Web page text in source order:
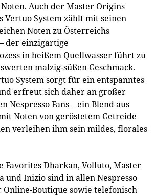
Auch der Master Origins
Vertuo System zählt mit seinen
Noten zu Österreichs
der einzigartige
in heißem Quellwasser führt zu
malzig-süßen Geschmack.
System sorgt für ein entspanntes
erfreut sich daher an großer
Nespresso Fans – ein Blend aus
Noten von geröstetem Getreide
verleihen ihm sein mildes, florales
Favorites Dharkan, Volluto, Master
und Inizio sind in allen Nespresso
Boutique sowie telefonisch